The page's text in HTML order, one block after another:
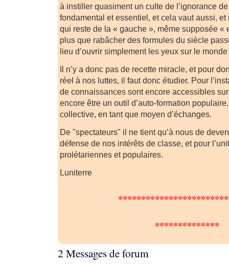
à instiller quasiment un culte de l’ignorance
fondamental et essentiel, et cela vaut aussi, et
qui reste de la « gauche », même supposée «
plus que rabâcher des formules du siècle
lieu d’ouvrir simplement les yeux sur le
Il n’y a donc pas de recette miracle, et pour
réel à nos luttes, il faut donc étudier. Pour
de connaissances sont encore accessibles
encore être un outil d’auto-formation
collective, en tant que moyen d’échanges.
De "spectateurs" il ne tient qu’à nous de
défense de nos intérêts de classe, et pour
prolétariennes et populaires.
Luniterre
**************
2 Messages de forum